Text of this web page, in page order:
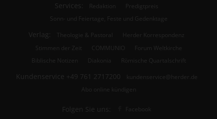
Services: Redaktion
Predigtpreis
Sonn- und Feiertage, Feste und Gedenktage
Verlag: Theologie & Pastoral
Herder Korrespondenz
Stimmen der Zeit
COMMUNIO
Forum Weltkirche
Biblische Notizen
Diakonia Römische Quartalschrift
Kundenservice +49 761 2717200
kundenservice@herder.de
Abo online kündigen
Folgen Sie uns: Facebook